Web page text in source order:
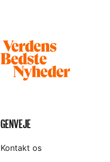
Besøg
hjemmesiden
GENVEJE
Kontakt os